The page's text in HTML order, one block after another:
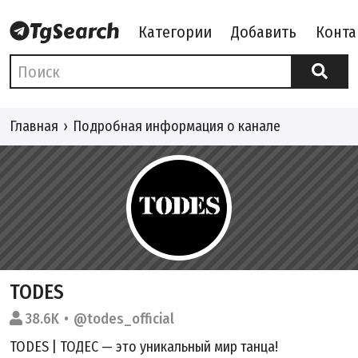
Категории Добавить
Главная Подробная информация о канале
TODES
38.6K
@todes_official
TODES | ТОДЕС — это уникальный мир танца!